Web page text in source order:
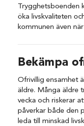
Trygghetsboenden
öka livskvaliteten
kommunen även
Bekämpa
Ofrivillig ensamhet
äldre. Många äldre
vecka och riskerar
påverkar både den
leda till minskad